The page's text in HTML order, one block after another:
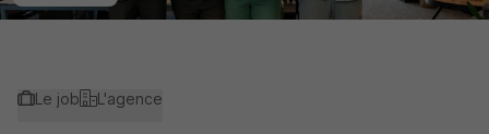
Le job L'agence